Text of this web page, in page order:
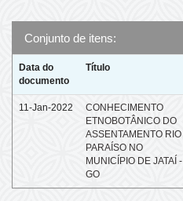
Conjunto de itens:
Data do
documento
Título
11-Jan-2022
CONHECIMENTO
ETNOBOTÂNICO DO
ASSENTAMENTO RIO
PARAÍSO NO
MUNICÍPIO DE JATAÍ -
GO